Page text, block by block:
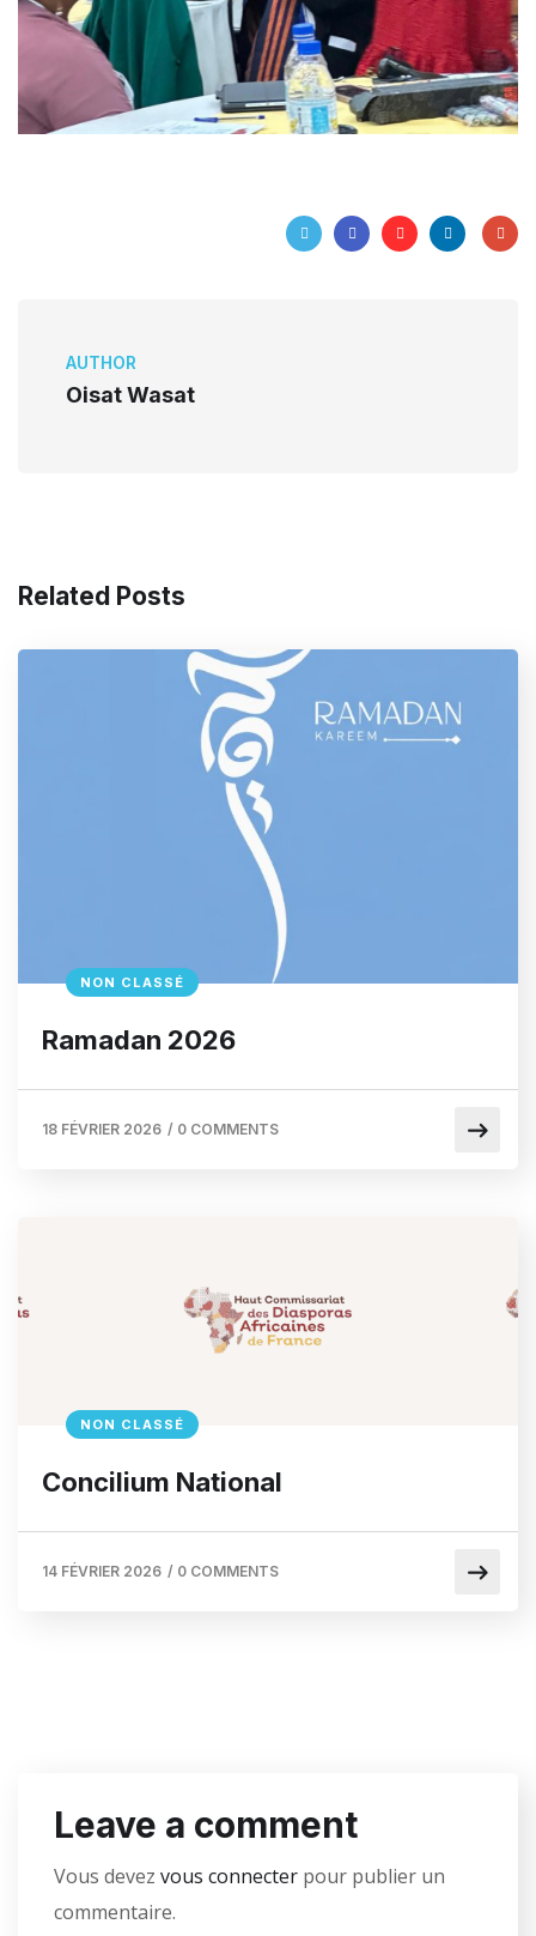
AUTHOR
Oisat Wasat
Related Posts
NON CLASSÉ
Ramadan 2026
18 FÉVRIER 2026 / 0 COMMENTS
NON CLASSÉ
Concilium National
14 FÉVRIER 2026 / 0 COMMENTS
Leave a comment
Vous devez vous connecter pour publier un
commentaire.